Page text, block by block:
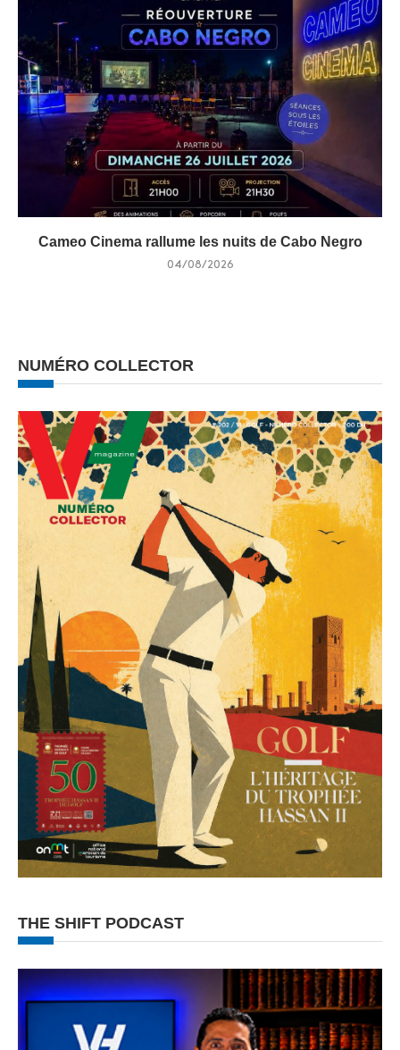
Cameo Cinema rallume les nuits de Cabo Negro
04/08/2026
NUMÉRO COLLECTOR
THE SHIFT PODCAST